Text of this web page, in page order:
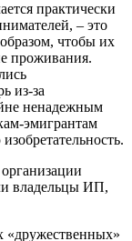
практически
– это
чтобы их
проживания.
из-за
ненадежным
эмигрантам
владельцы ИП,
«дружественных»